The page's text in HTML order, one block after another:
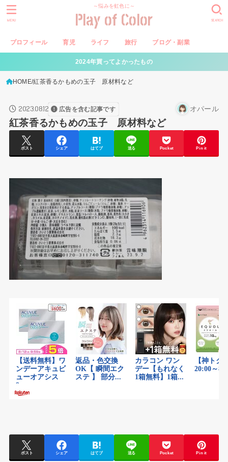
～悩みを虹色に～
Play of Color
プロフィール 育児 ライフ 旅行 ブログ・副業
SEARCH
MENU
2024年買ってよかったもの
HOME 紅茶香るかもめの玉子 原材料など
2023.08.12 広告を含む記事です オパール
紅茶香るかもめの玉子 原材料など
ポスト シェア はてブ 送る Pocket Pin it
ポスト シェア はてブ 送る Pocket Pin it